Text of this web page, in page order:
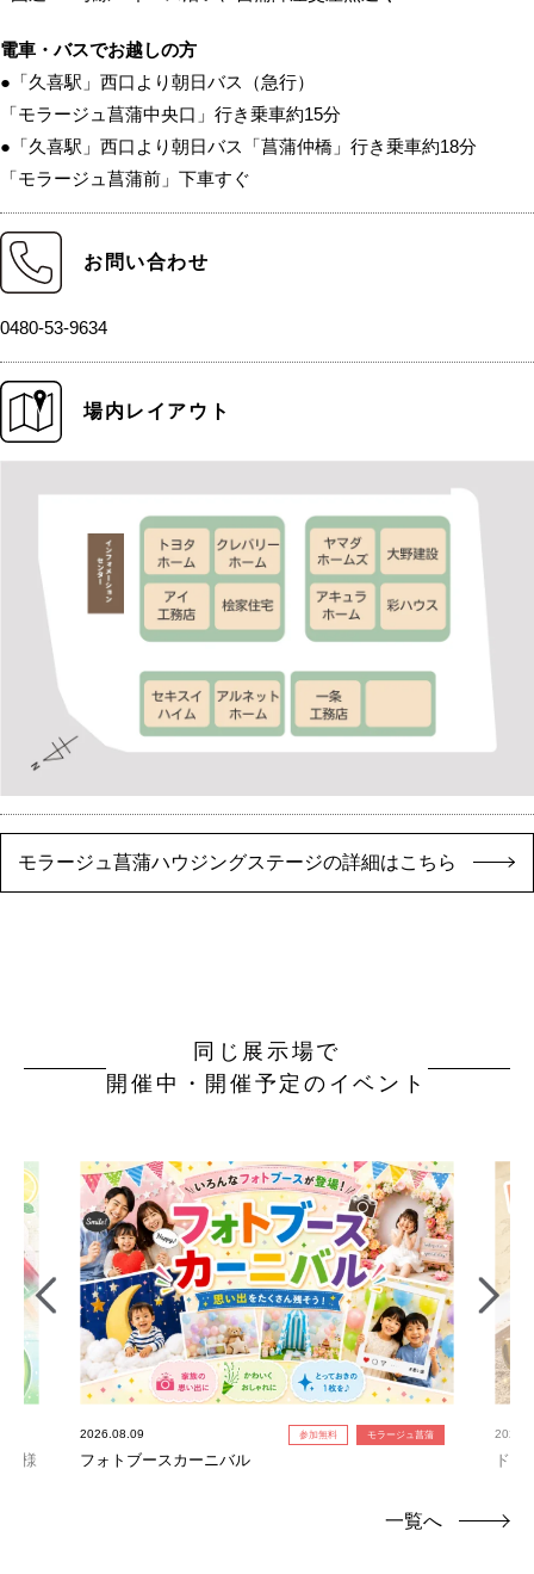
電車・バスでお越しの方
●「久喜駅」西口より朝日バス（急行）
「モラージュ菖蒲中央口」行き乗車約15分
●「久喜駅」西口より朝日バス「菖蒲仲橋」行き乗車約18分
「モラージュ菖蒲前」下車すぐ
お問い合わせ
0480-53-9634
場内レイアウト
モラージュ菖蒲ハウジングステージの詳細はこちら
同じ展示場で
開催中・開催予定のイベント
子様
2026.08.09 参加無料 モラージュ菖蒲
フォトブースカーニバル ドキ
一覧へ